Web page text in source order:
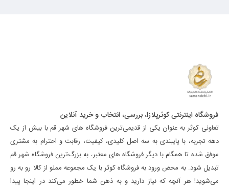
فروشگاه اینترنتی کوثرپلازا، بررسی، انتخاب و خرید آنلاین
تعاونی کوثر به عنوان یکی از قدیمی‌ترین فروشگاه های شهر قم با بیش از یک
دهه تجربه، با پایبندی به سه اصل کلیدی، کیفیت، رقابت و احترام به مشتری
موفق شده تا همگام با دیگر فروشگاه های معتبر، به بزرگ‌ترین فروشگاه شهر قم
تبدیل شود. به محض ورود به فروشگاه کوثر با یک مجموعه مملو از کالا رو به رو
می‌شوید! هر آنچه که نیاز دارید و به ذهن شما خطور می‌کند در اینجا پیدا